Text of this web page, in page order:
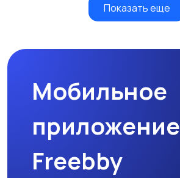
Показать еще
Мобильное
приложение
Freebby